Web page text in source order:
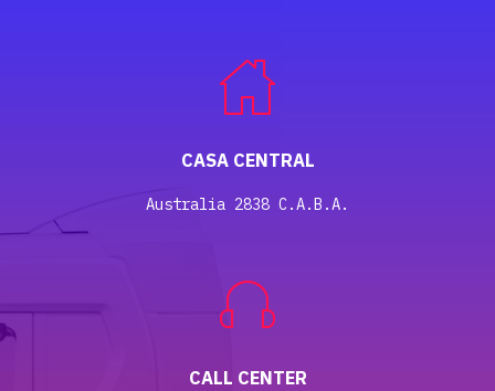
CASA CENTRAL
Australia 2838 C.A.B.A.
CALL CENTER